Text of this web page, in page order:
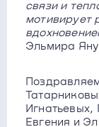
связи и
мотивирует
Эльмира
Евгения и